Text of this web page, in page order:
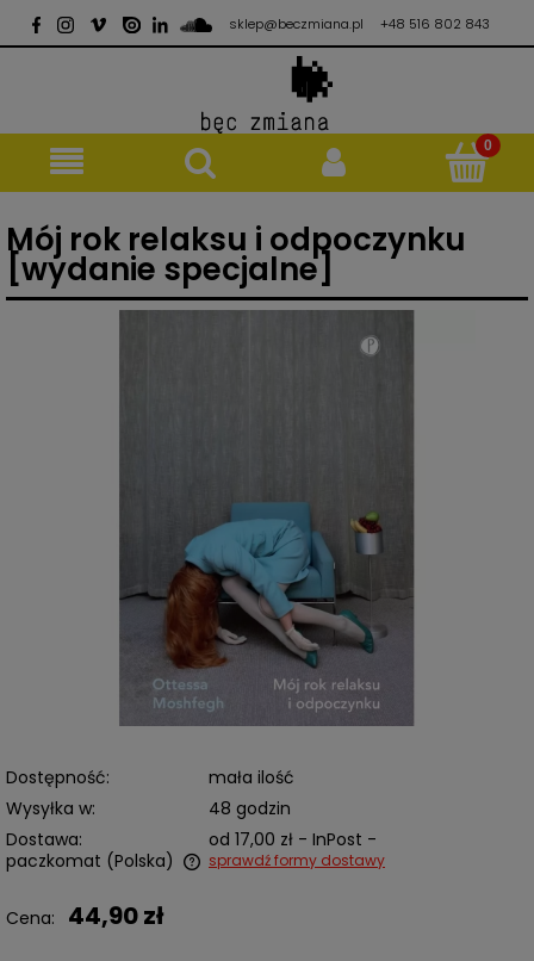
sklep@beczmiana.pl +48 516 802 843
Mój rok relaksu i odpoczynku
[wydanie specjalne]
Dostępność:
mała ilość
Wysyłka w:
48 godzin
Dostawa:
od 17,00 zł - InPost -
paczkomat (Polska) sprawdź formy dostawy
Cena: 44,90 zł